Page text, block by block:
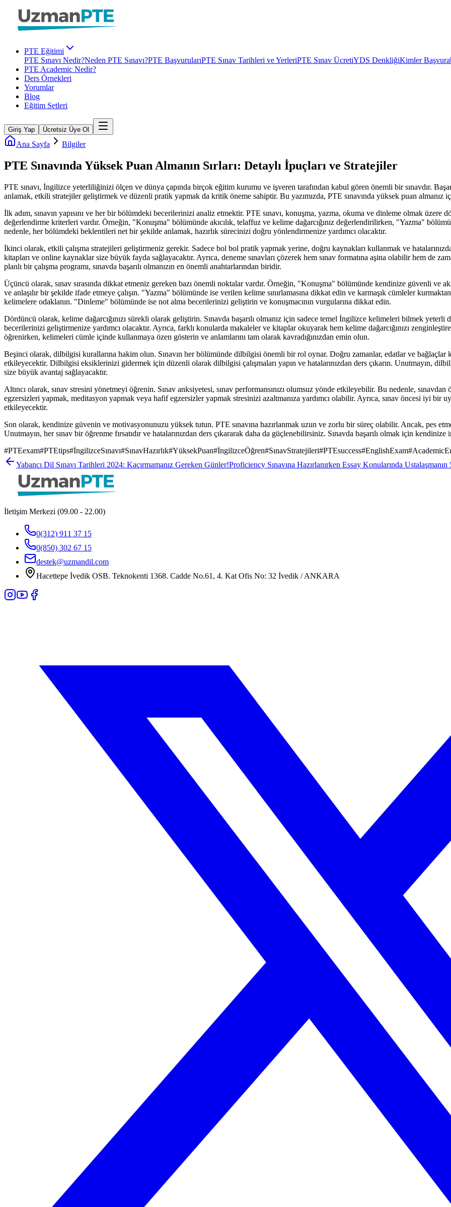
PTE Eğitimi
PTE Sınavı Nedir?Neden PTE Sınavı?PTE BaşvurularıPTE Sınav Tarihleri ve YerleriPTE Sınav ÜcretiYDS DenkliğiKimler
PTE Academic Nedir?
Ders Örnekleri
Yorumlar
Blog
Eğitim Setleri
Giriş Yap Ücretsiz Üye Ol
Ana Sayfa Bilgiler
PTE Sınavında Yüksek Puan Almanın Sırları: Detaylı İpuçları ve Stratejiler
PTE sınavı, İngilizce yeterliliğinizi ölçen ve dünya çapında birçok eğitim kurumu ve işveren tarafından kabul gören önemli bir sınavdır.
anlamak, etkili stratejiler geliştirmek ve düzenli pratik yapmak da kritik öneme sahiptir. Bu yazımızda, PTE sınavında yüksek puan almanız
İlk adım, sınavın yapısını ve her bir bölümdeki becerilerinizi analiz etmektir. PTE sınavı, konuşma, yazma, okuma ve dinleme olmak
değerlendirme kriterleri vardır. Örneğin, "Konuşma" bölümünde akıcılık, telaffuz ve kelime dağarcığınız değerlendirilirken, "Yazma"
nedenle, her bölümdeki beklentileri net bir şekilde anlamak, hazırlık sürecinizi doğru yönlendirmenize yardımcı olacaktır.
İkinci olarak, etkili çalışma stratejileri geliştirmeniz gerekir. Sadece bol bol pratik yapmak yerine, doğru kaynakları kullanmak ve
kitapları ve online kaynaklar size büyük fayda sağlayacaktır. Ayrıca, deneme sınavları çözerek hem sınav formatına aşina olabilir hem de
planlı bir çalışma programı, sınavda başarılı olmanızın en önemli anahtarlarından biridir.
Üçüncü olarak, sınav sırasında dikkat etmeniz gereken bazı önemli noktalar vardır. Örneğin, "Konuşma" bölümünde kendinize güvenli ve
ve anlaşılır bir şekilde ifade etmeye çalışın. "Yazma" bölümünde ise verilen kelime sınırlamasına dikkat edin ve karmaşık cümleler
kelimelere odaklanın. "Dinleme" bölümünde ise not alma becerilerinizi geliştirin ve konuşmacının vurgularına dikkat edin.
Dördüncü olarak, kelime dağarcığınızı sürekli olarak geliştirin. Sınavda başarılı olmanız için sadece temel İngilizce kelimeleri bilmek
becerilerinizi geliştirmenize yardımcı olacaktır. Ayrıca, farklı konularda makaleler ve kitaplar okuyarak hem kelime dağarcığınızı
öğrenirken, kelimeleri cümle içinde kullanmaya özen gösterin ve anlamlarını tam olarak kavradığınızdan emin olun.
Beşinci olarak, dilbilgisi kurallarına hakim olun. Sınavın her bölümünde dilbilgisi önemli bir rol oynar. Doğru zamanlar, edatlar ve
etkileyecektir. Dilbilgisi eksiklerinizi gidermek için düzenli olarak dilbilgisi çalışmaları yapın ve hatalarınızdan ders çıkarın. Unutmayın,
size büyük avantaj sağlayacaktır.
Altıncı olarak, sınav stresini yönetmeyi öğrenin. Sınav anksiyetesi, sınav performansınızı olumsuz yönde etkileyebilir. Bu nedenle,
egzersizleri yapmak, meditasyon yapmak veya hafif egzersizler yapmak stresinizi azaltmanıza yardımcı olabilir. Ayrıca, sınav öncesi iyi bir
etkileyecektir.
Son olarak, kendinize güvenin ve motivasyonunuzu yüksek tutun. PTE sınavına hazırlanmak uzun ve zorlu bir süreç olabilir. Ancak, pes
Unutmayın, her sınav bir öğrenme fırsatıdır ve hatalarınızdan ders çıkararak daha da güçlenebilirsiniz. Sınavda başarılı olmak için
#PTEexam#PTEtips#İngilizceSınavı#SınavHazırlık#YüksekPuan#İngilizceÖğren#SınavStratejileri#PTEsuccess#EnglishExam#
Yabancı Dil Sınavı Tarihleri 2024: Kaçırmamanız Gereken Günler!Proficiency Sınavına Hazırlanırken Essay Konularında Ustalaşmanın
İletişim Merkezi (09.00 - 22.00)
0(312) 911 37 15
0(850) 302 67 15
destek@uzmandil.com
Hacettepe İvedik OSB. Teknokenti 1368. Cadde No.61, 4. Kat Ofis No: 32 İvedik / ANKARA